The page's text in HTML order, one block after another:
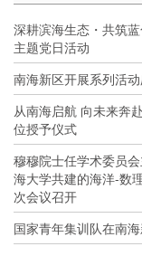
深耕滨海生态・共筑
主题党日活动
南海新区开展系列活
从南海启航 向未来奔
位授予仪式
穆穆院士任学术委员
海大学共建的海洋-数
次会议召开
国家青年集训队在南